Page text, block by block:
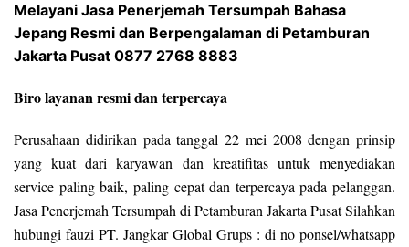
Melayani Jasa Penerjemah Tersumpah Bahasa
Jepang Resmi dan Berpengalaman di Petamburan
Jakarta Pusat 0877 2768 8883
Biro layanan resmi dan terpercaya
Perusahaan didirikan pada tanggal 22 mei 2008 dengan prinsip
yang kuat dari karyawan dan kreatifitas untuk menyediakan
service paling baik, paling cepat dan terpercaya pada pelanggan.
Jasa Penerjemah Tersumpah di Petamburan Jakarta Pusat Silahkan
hubungi fauzi PT. Jangkar Global Grups : di no ponsel/whatsapp